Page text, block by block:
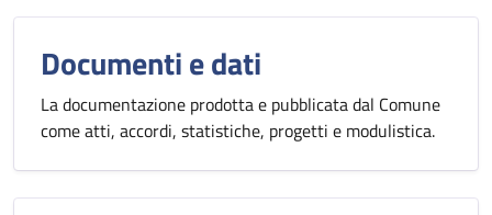
Documenti e dati
La documentazione prodotta e pubblicata dal Comune
come atti, accordi, statistiche, progetti e modulistica.